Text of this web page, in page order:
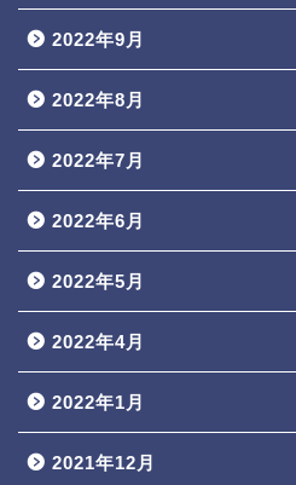
2022年9月
2022年8月
2022年7月
2022年6月
2022年5月
2022年4月
2022年1月
2021年12月